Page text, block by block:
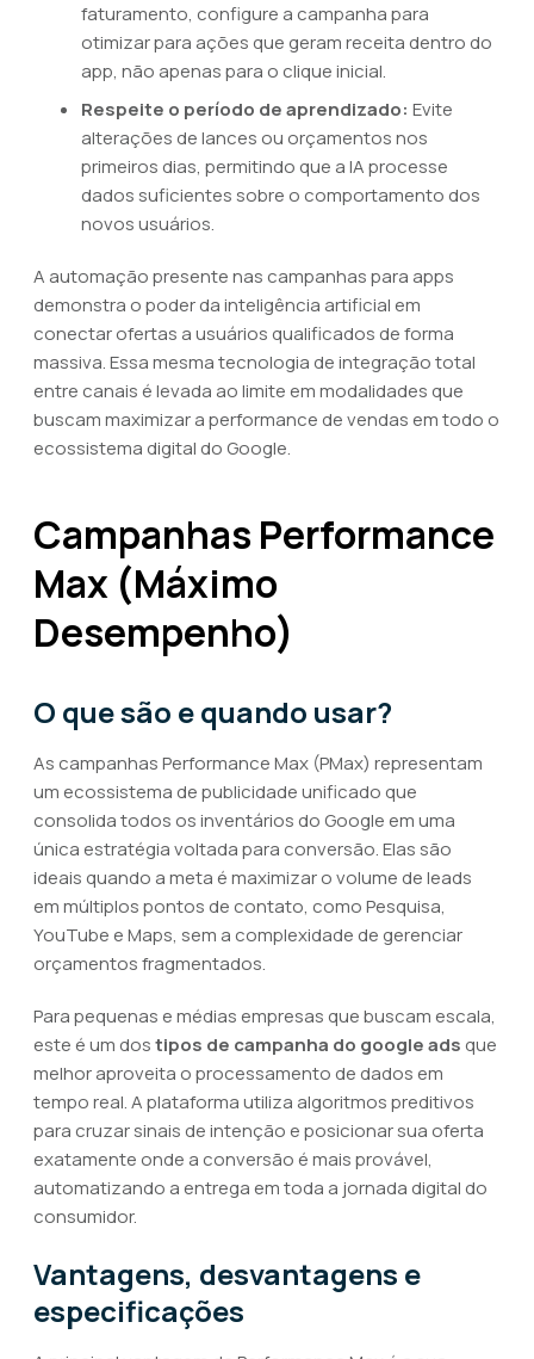
faturamento, configure a campanha para
otimizar para ações que geram receita dentro do
app, não apenas para o clique inicial.
Respeite o período de aprendizado: Evite
alterações de lances ou orçamentos nos
primeiros dias, permitindo que a IA processe
dados suficientes sobre o comportamento dos
novos usuários.
A automação presente nas campanhas para apps
demonstra o poder da inteligência artificial em
conectar ofertas a usuários qualificados de forma
massiva. Essa mesma tecnologia de integração total
entre canais é levada ao limite em modalidades que
buscam maximizar a performance de vendas em todo o
ecossistema digital do Google.
Campanhas Performance
Max (Máximo
Desempenho)
O que são e quando usar?
As campanhas Performance Max (PMax) representam
um ecossistema de publicidade unificado que
consolida todos os inventários do Google em uma
única estratégia voltada para conversão. Elas são
ideais quando a meta é maximizar o volume de leads
em múltiplos pontos de contato, como Pesquisa,
YouTube e Maps, sem a complexidade de gerenciar
orçamentos fragmentados.
Para pequenas e médias empresas que buscam escala,
este é um dostipos de campanha do google ads que
melhor aproveita o processamento de dados em
tempo real. A plataforma utiliza algoritmos preditivos
para cruzar sinais de intenção e posicionar sua oferta
exatamente onde a conversão é mais provável,
automatizando a entrega em toda a jornada digital do
consumidor.
Vantagens, desvantagens e
especificações